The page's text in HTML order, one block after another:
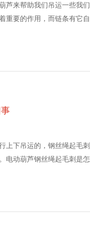
芦来帮助我们吊运一些我
重要的作用，而链条有它
上下吊运的，钢丝绳起毛
电动葫芦钢丝绳起毛刺是